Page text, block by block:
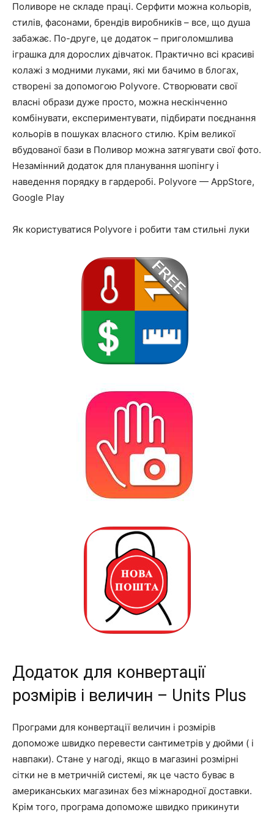
Поливоре не складе праці. Серфити можна кольорів,
стилів, фасонами, брендів виробників – все, що душа
забажає. По-друге, це додаток – приголомшлива
іграшка для дорослих дівчаток. Практично всі красиві
колажі з модними луками, які ми бачимо в блогах,
створені за допомогою Polyvore. Створювати свої
власні образи дуже просто, можна нескінченно
комбінувати, експериментувати, підбирати поєднання
кольорів в пошуках власного стилю. Крім великої
вбудованої бази в Поливор можна затягувати свої фото.
Незамінний додаток для планування шопінгу і
наведення порядку в гардеробі. Polyvore — AppStore,
Google Play
Як користуватися Polyvore і робити там стильні луки
Додаток для конвертації
розмірів і величин – Units Plus
Програми для конвертації величин і розмірів
допоможе швидко перевести сантиметрів у дюйми ( і
навпаки). Стане у нагоді, якщо в магазині розмірні
сітки не в метричній системі, як це часто буває в
американських магазинах без міжнародної доставки.
Крім того, програма допоможе швидко прикинути